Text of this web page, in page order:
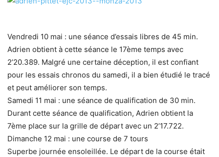
Vendredi 10 mai : une séance d’essais libres de 45 min.
Adrien obtient à cette séance le 17ème temps avec
2’20.389. Malgré une certaine déception, il est confiant
pour les essais chronos du samedi, il a bien étudié le tracé
et peut améliorer son temps.
Samedi 11 mai : une séance de qualification de 30 min.
Durant cette séance de qualification, Adrien obtient la
7ème place sur la grille de départ avec un 2’17.722.
Dimanche 12 mai : une course de 7 tours
Superbe journée ensoleillée. Le départ de la course était